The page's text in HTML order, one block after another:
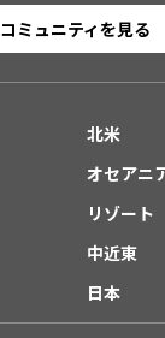
コミュニティを見る
北米
オセアニ
リゾート
中近東
日本